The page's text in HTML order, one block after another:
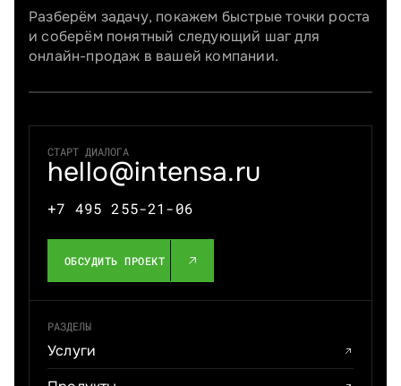
Разберём задачу, покажем быстрые точки роста
и соберём понятный следующий шаг для
онлайн-продаж в вашей компании.
СТАРТ ДИАЛОГА
hello@intensa.ru
+7 495 255-21-06
ОБСУДИТЬ ПРОЕКТ
РАЗДЕЛЫ
Услуги